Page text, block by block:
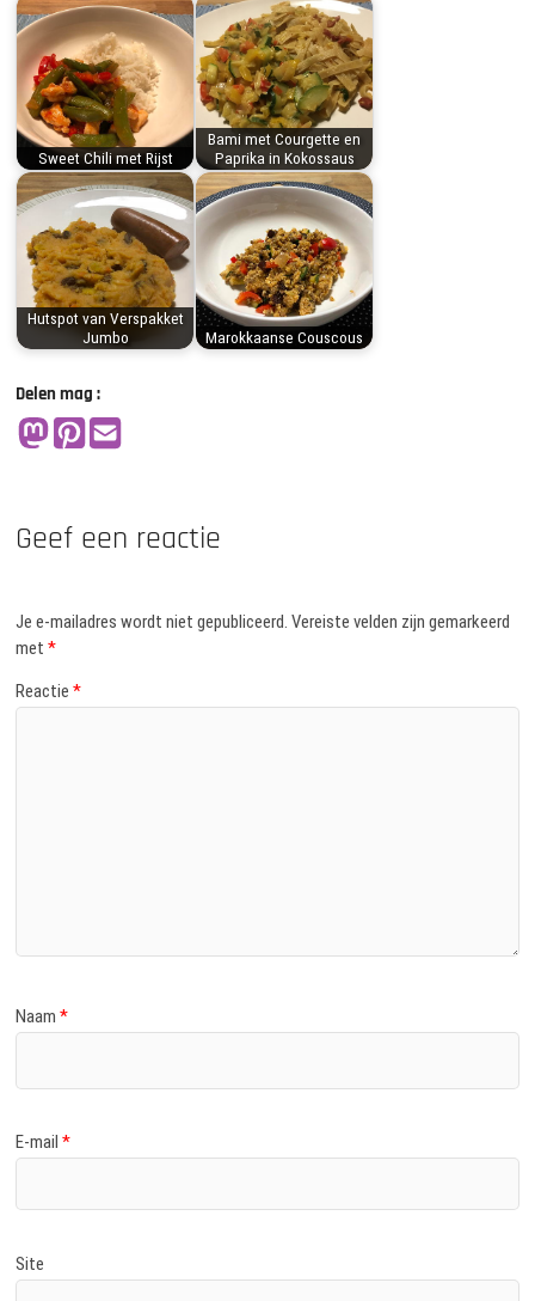
Sweet Chili met Rijst
Bami met Courgette en
Paprika in Kokossaus
Hutspot van Verspakket
Jumbo
Marokkaanse Couscous
Delen mag :
Geef een reactie
Je e-mailadres wordt niet gepubliceerd. Vereiste velden zijn gemarkeerd
met*
Reactie*
Naam*
E-mail*
Site